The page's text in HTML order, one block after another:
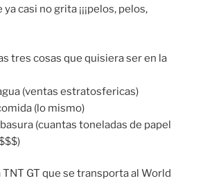
casi no grita ¡¡¡pelos, pelos,
tres cosas que quisiera ser en la
(ventas estratosfericas)
(lo mismo)
(cuantas toneladas de papel
GT que se transporta al World